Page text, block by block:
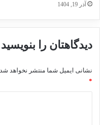
آذر 19, 1404
دیدگاهتان را بنویسید
نشانی ایمیل شما منتشر نخواهد شد.
*